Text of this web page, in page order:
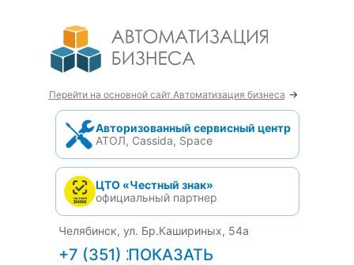
Перейти на основной сайт Автоматизация бизнеса →
Авторизованный сервисный центр
АТОЛ, Cassida, Space
ЦТО «Честный знак»
официальный партнер
Челябинск, ул. Бр.Кашириных, 54а
+7 (351) 242-04-09